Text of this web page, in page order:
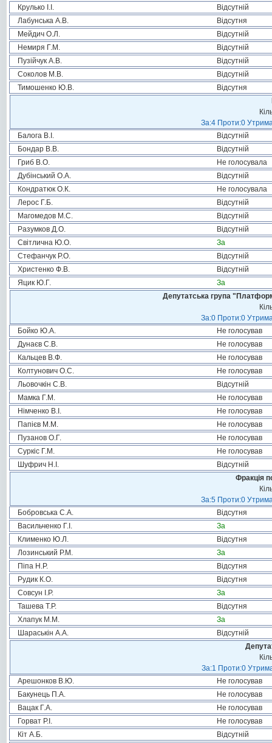
Крулько І.І.
Відсутній
Лабунська А.В.
Відсутня
Мейдич О.Л.
Відсутній
Немиря Г.М.
Відсутній
Пузійчук А.В.
Відсутній
Соколов М.В.
Відсутній
Тимошенко Ю.В.
Відсутня
За:4 Проти:0
Балога В.І.
Відсутній
Бондар В.В.
Відсутній
Гриб В.О.
Не голосувала
Дубінський О.А.
Відсутній
Кондратюк О.К.
Не голосувала
Лерос Г.Б.
Відсутній
Магомедов М.С.
Відсутній
Разумков Д.О.
Відсутній
Світлична Ю.О.
За
Стефанчук Р.О.
Відсутній
Христенко Ф.В.
Відсутній
Яцик Ю.Г.
За
Депутатська група
За:0 Проти:0
Бойко Ю.А.
Не голосував
Дунаєв С.В.
Не голосував
Кальцев В.Ф.
Не голосував
Колтунович О.С.
Не голосував
Льовочкін С.В.
Відсутній
Мамка Г.М.
Не голосував
Німченко В.І.
Не голосував
Папієв М.М.
Не голосував
Пузанов О.Г.
Не голосував
Суркіс Г.М.
Не голосував
Шуфрич Н.І.
Відсутній
Фракція
За:5 Проти:0
Бобровська С.А.
Відсутня
Васильченко Г.І.
За
Клименко Ю.Л.
Відсутня
Лозинський Р.М.
За
Піпа Н.Р.
Відсутня
Рудик К.О.
Відсутня
Совсун І.Р.
За
Ташева Т.Р.
Відсутня
Хлапук М.М.
За
Шараськін А.А.
Відсутній
За:1 Проти:0
Арешонков В.Ю.
Не голосував
Бакунець П.А.
Не голосував
Вацак Г.А.
Не голосував
Горват Р.І.
Не голосував
Кіт А.Б.
Відсутній